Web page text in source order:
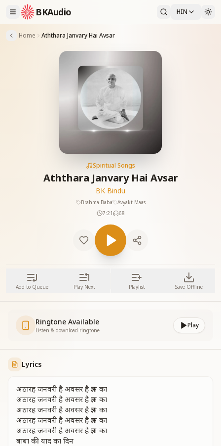
BKAudio HIN
Home Aththara Janvary Hai Avsar
Spiritual Songs
Aththara Janvary Hai Avsar
BK Bindu
Brahma Baba
Avyakt Maas
7:21
68
Add to Queue Play Next Playlist Save Offline
Ringtone Available
Listen & download ringtone
Play
Lyrics
अठारह जनवरी है अवसर है ज्ञान का
अठारह जनवरी है अवसर है ज्ञान का
अठारह जनवरी है अवसर है ज्ञान का
अठारह जनवरी है अवसर है ज्ञान का
अठारह जनवरी है अवसर है ज्ञान का
बाबा की याद का दिन